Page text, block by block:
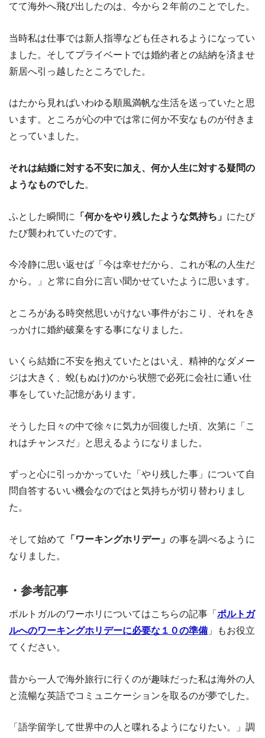
てて海外へ飛び出したのは、今から２年前のことでした。
当時私は仕事では新人指導なども任されるようになってい
ました。そしてプライベートでは婚約者との結納を済ませ
新居へ引っ越したところでした。
はたから見ればいわゆる順風満帆な生活を送っていたと思
います。ところが心の中では常に何か不安なものが付きま
とっていました。
それは結婚に対する不安に加え、何か人生に対する疑問の
ようなものでした。
ふとした瞬間に 「何かをやり残したような気持ち」 にたび
たび襲われていたのです。
今冷静に思い返せば「今は幸せだから、これが私の人生だ
から。」と常に自分に言い聞かせていたように思います。
ところがある時突然思いがけない事件がおこり、それをき
っかけに婚約破棄をする事になりました。
いくら結婚に不安を抱えていたとはいえ、精神的なダメー
ジは大きく、蛻(もぬけ)のから状態で必死に会社に通い仕
事をしていた記憶があります。
そうした日々の中で徐々に気力が回復した頃、次第に「こ
れはチャンスだ」と思えるようになりました。
ずっと心に引っかかっていた「やり残した事」について自
問自答するいい機会なのではと気持ちが切り替わりまし
た。
そして始めて 「ワーキングホリデー」 の事を調べるように
なりました。
・参考記事
ポルトガルのワーホリについてはこちらの記事「 ポルトガ
ルへのワーキングホリデーに必要な１０の準備 」もお役立
てください。
昔から一人で海外旅行に行くのが趣味だった私は海外の人
と流暢な英語でコミュニケーションを取るのが夢でした。
「語学留学して世界中の人と喋れるようになりたい。」調